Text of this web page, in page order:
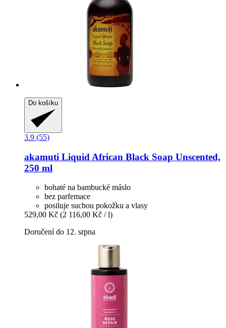
Do košíku
3.9 (55)
akamuti Liquid African Black Soap Unscented,
250 ml
bohaté na bambucké máslo
bez parfemace
posiluje suchou pokožku a vlasy
529,00 Kč (2 116,00 Kč / l)
Doručení do 12. srpna